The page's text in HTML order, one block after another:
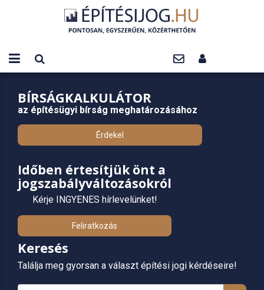
BÍRSÁGKALKULÁTOR
az építésügyi bírság meghatározásához
Érdekel
Időben értesítjük önt a
jogszabályváltozásokról
Kérje INGYENES hírlevelünket!
Feliratkozás
Keresés
Találja meg gyorsan a választ építési jogi kérdéseire!